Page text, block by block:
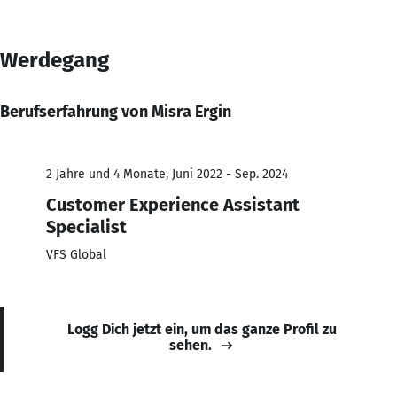
Werdegang
Berufserfahrung von Misra Ergin
2 Jahre und 4 Monate, Juni 2022 - Sep. 2024
Customer Experience Assistant
Specialist
VFS Global
Logg Dich jetzt ein, um das ganze Profil zu
sehen.